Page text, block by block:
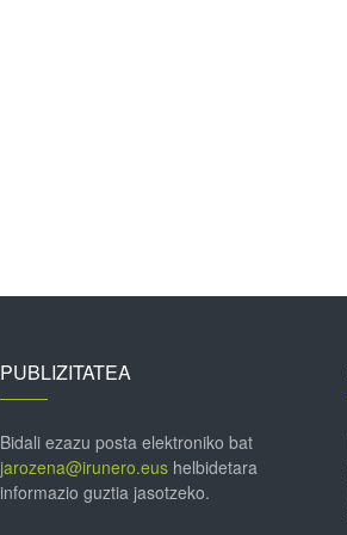
PUBLIZITATEA
Bidali ezazu posta elektroniko bat
jarozena@irunero.eushelbidetara
informazio guztia jasotzeko.